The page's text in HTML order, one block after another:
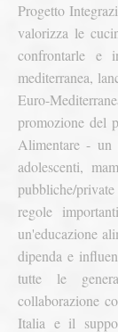
Progetto
valorizza le
confrontarle e
mediterranea,
Euro-
promozione del
Alimentare - un
adolescenti,
pubbliche/
regole
un'educazione
dipenda e
tutte le
collaborazione
Italia e il